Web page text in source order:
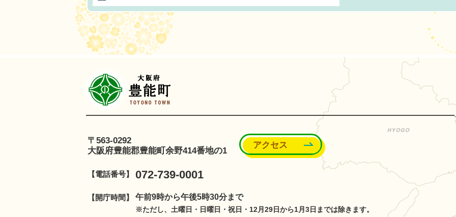
〒563-0292
大阪府豊能郡豊能町余野414番地の1
アクセス
【電話番号】 072-739-0001
【開庁時間】 午前9時から午後5時30分まで
※ただし、土曜日・日曜日・祝日・12月29日から1月3日までは除きます。